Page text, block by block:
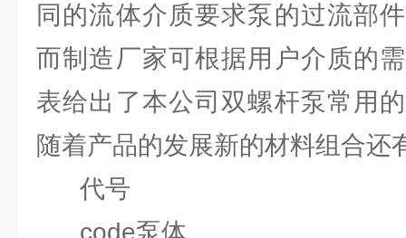
同的流体介质要求泵的过流部
而制造厂家可根据用户介质的
表给出了本公司双螺杆泵常用
随着产品的发展新的材料组合还
代号
code泵体